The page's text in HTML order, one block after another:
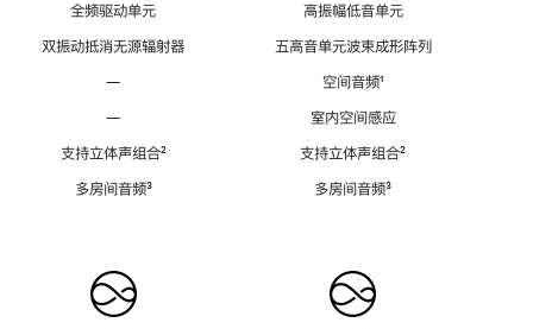
全频驱动单元
双振动抵消无源辐射器
—
—
支持立体声组合脚
²
多房间音频脚
³
高振幅低音单元
五高音单元波束成形阵列
空间音频脚
¹
室内空间感应
支持立体声组合脚
²
多房间音频脚
³